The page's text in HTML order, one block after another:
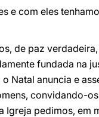
e com eles
de paz
fundada na
Natal anuncia e
convidando-
Igreja pedimos, em